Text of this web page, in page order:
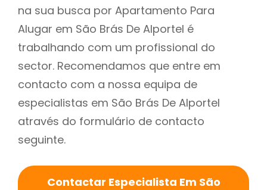
na sua busca por Apartamento Para
Alugar em São Brás De Alportel é
trabalhando com um profissional do
sector. Recomendamos que entre em
contacto com a nossa equipa de
especialistas em São Brás De Alportel
através do formulário de contacto
seguinte.
Contactar Especialista Em São